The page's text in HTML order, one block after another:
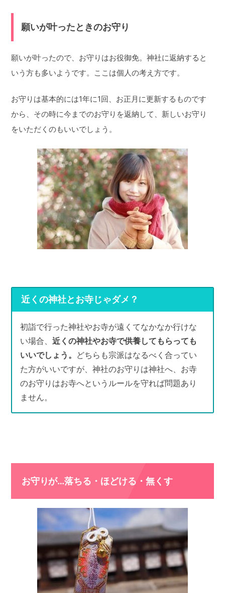
願いが叶ったときのお守り
願いが叶ったので、お守りはお役御免。神社に返納すると
いう方も多いようです。ここは個人の考え方です。
お守りは基本的には1年に1回、お正月に更新するものです
から、その時に今までのお守りを返納して、新しいお守り
をいただくのもいいでしょう。
近くの神社とお寺じゃダメ？
初詣で行った神社やお寺が遠くてなかなか行けな
い場合、近くの神社やお寺で供養してもらっても
いいでしょう。 どちらも宗派はなるべく合ってい
た方がいいですが、神社のお守りは神社へ、お寺
のお守りはお寺へというルールを守れば問題あり
ません。
お守りが…落ちる・ほどける・無くす